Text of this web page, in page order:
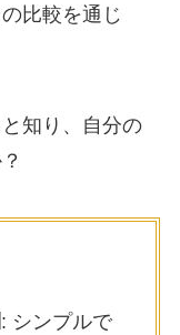
比較を通じ
知り、自分の
: シンプルで